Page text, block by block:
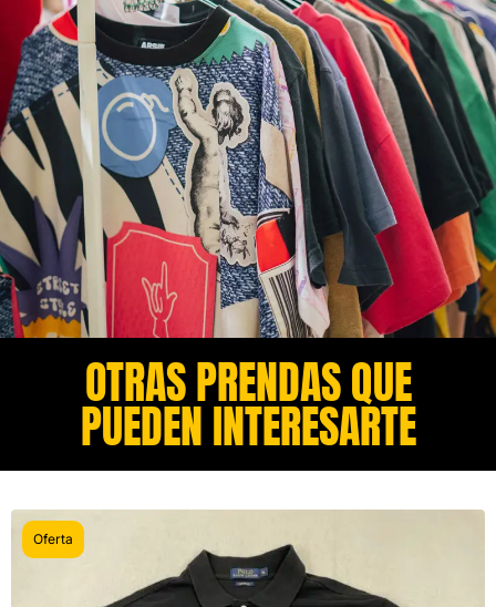
OTRAS PRENDAS QUE
PUEDEN INTERESARTE​
Oferta